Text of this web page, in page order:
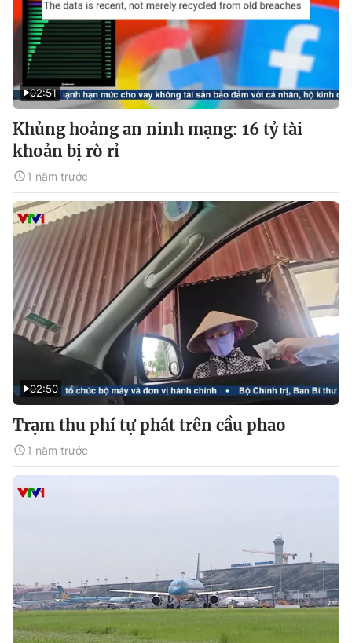
02:51
Khủng hoảng an ninh mạng: 16 tỷ tài
khoản bị rò rỉ
1 năm trước
02:50
Trạm thu phí tự phát trên cầu phao
1 năm trước